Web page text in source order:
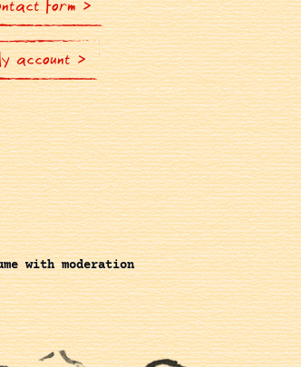
Form >
account >
with moderation